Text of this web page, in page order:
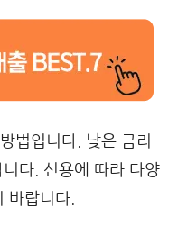
법입니다. 낮은 금리
다. 신용에 따라 다양
바랍니다.